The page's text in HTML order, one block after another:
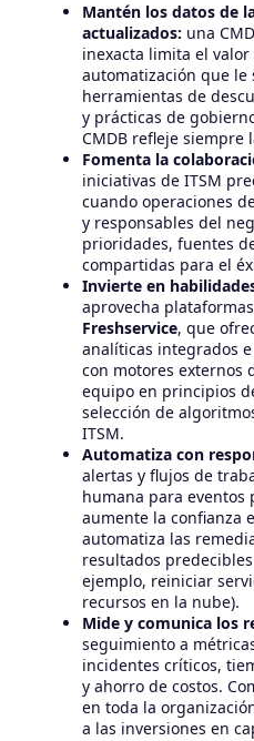
Mantén los datos de
actualizados: una
inexacta limita el
automatización que le
herramientas de
y prácticas de
CMDB refleje
Fomenta la
iniciativas de ITSM
cuando operaciones
y responsables del
prioridades, fuentes
compartidas para el
Invierte en
aprovecha
Freshservice, que
analíticas integrados
con motores externos
equipo en principios
selección de
ITSM.
Automatiza con
alertas y flujos de
humana para eventos
aumente la confianza
automatiza las
resultados
ejemplo, reiniciar
recursos en la nube).
Mide y comunica los
seguimiento a
incidentes críticos,
y ahorro de costos.
en toda la
a las inversiones en